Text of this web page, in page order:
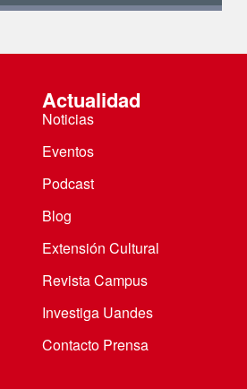
Actualidad
Noticias
Eventos
Podcast
Blog
Extensión Cultural
Revista Campus
Investiga Uandes
Contacto Prensa